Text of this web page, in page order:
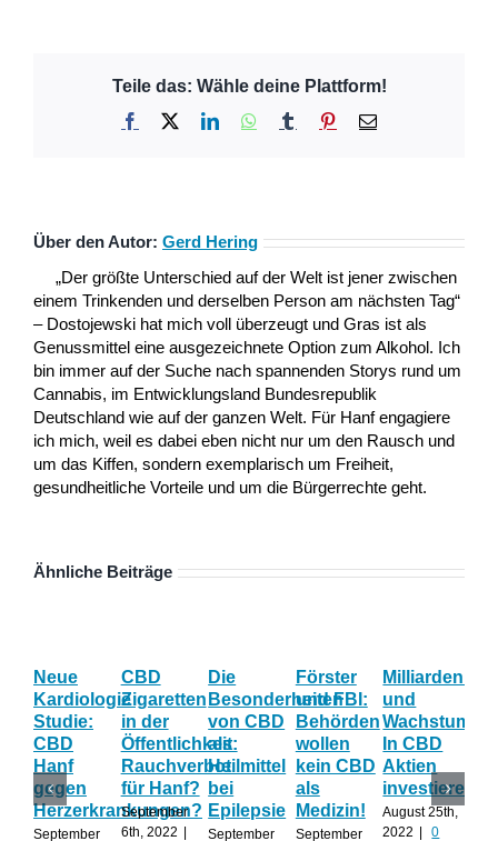
Teile das: Wähle deine Plattform!
Facebook LinkedInWhatsApp
Tumblr Pinterest
E-
Über den Autor: Gerd Hering
„Der größte Unterschied auf der Welt ist jener zwischen
einem Trinkenden und derselben Person am nächsten Tag“
– Dostojewski hat mich voll überzeugt und Gras ist als
Genussmittel eine ausgezeichnete Option zum Alkohol. Ich
bin immer auf der Suche nach spannenden Storys rund um
Cannabis, im Entwicklungsland Bundesrepublik
Deutschland wie auf der ganzen Welt. Für Hanf engagiere
ich mich, weil es dabei eben nicht nur um den Rausch und
um das Kiffen, sondern exemplarisch um Freiheit,
gesundheitliche Vorteile und um die Bürgerrechte geht.
Ähnliche Beiträge
Neue
Kardiologie
Studie:
CBD
Hanf
gegen
Herzerkrankungen?
September
CBD
Zigaretten
in der
Öffentlichkeit:
Rauchverbot
für Hanf?
September
6th, 2022 |
Die
Besonderheiten
von CBD
als
Heilmittel
bei
Epilepsie
September
Förster
und FBI:
Behörden
wollen
kein CBD
als
Medizin!
September
und
Wachstum:
In CBD
Aktien
investieren?
August 25th,
2022 | 0